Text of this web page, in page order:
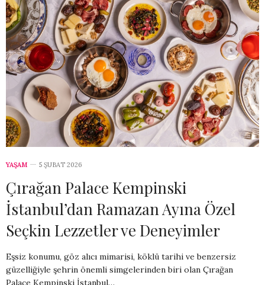
YAŞAM 5 ŞUBAT 2026
Çırağan Palace Kempinski
İstanbul’dan Ramazan Ayına Özel
Seçkin Lezzetler ve Deneyimler
Eşsiz konumu, göz alıcı mimarisi, köklü tarihi ve benzersiz
güzelliğiyle şehrin önemli simgelerinden biri olan Çırağan
Palace Kempinski İstanbul…